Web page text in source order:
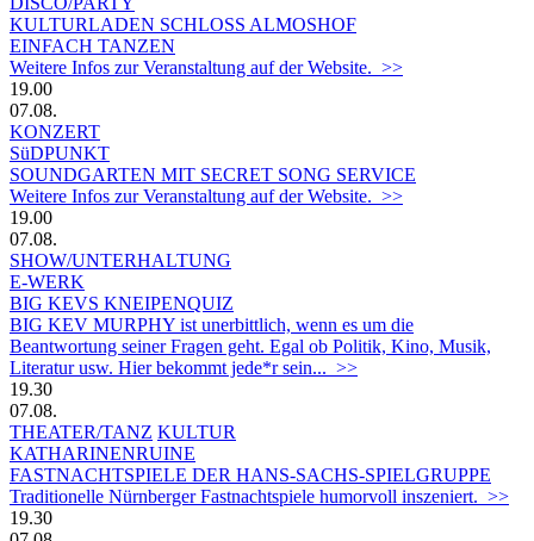
KULTURLADEN SCHLOSS ALMOSHOF
EINFACH TANZEN
Weitere Infos zur Veranstaltung auf der Website. >>
19.00
07.08.
KONZERT
SüDPUNKT
SOUNDGARTEN MIT SECRET SONG SERVICE
Weitere Infos zur Veranstaltung auf der Website. >>
19.00
07.08.
SHOW/UNTERHALTUNG
E-WERK
BIG KEVS KNEIPENQUIZ
BIG KEV MURPHY ist unerbittlich, wenn es um die
Beantwortung seiner Fragen geht. Egal ob Politik, Kino, Musik,
Literatur usw. Hier bekommt jede*r sein... >>
19.30
07.08.
THEATER/TANZ KULTUR
KATHARINENRUINE
FASTNACHTSPIELE DER HANS-SACHS-SPIELGRUPPE
Traditionelle Nürnberger Fastnachtspiele humorvoll inszeniert. >>
19.30